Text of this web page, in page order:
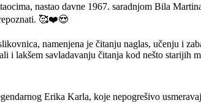
nastao davne 1967. saradnjom Bila
🥰❤️😍
namenjena je čitanju naglas, učenju i
i lakšem savladavanju čitanja kod nešto starijih
Erika Karla, koje nepogrešivo